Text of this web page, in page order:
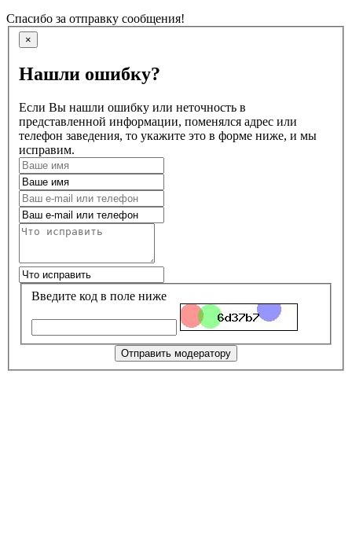
Спасибо за отправку сообщения!
×
Нашли ошибку?
Если Вы нашли ошибку или неточность в
представленной информации, поменялся адрес или
телефон заведения, то укажите это в форме ниже, и мы
исправим.
Введите код в поле ниже
Отправить модератору